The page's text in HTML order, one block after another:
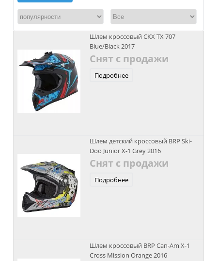
Шлем кроссовый CKX TX 707
Blue/Black 2017
Снят с продажи
Подробнее
Шлем детский кроссовый BRP Ski-
Doo Junior X-1 Grey 2016
Снят с продажи
Подробнее
Шлем кроссовый BRP Can-Am X-1
Cross Mission Orange 2016